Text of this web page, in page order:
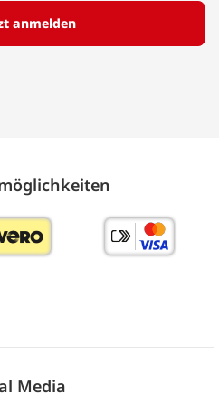
anmelden
Media